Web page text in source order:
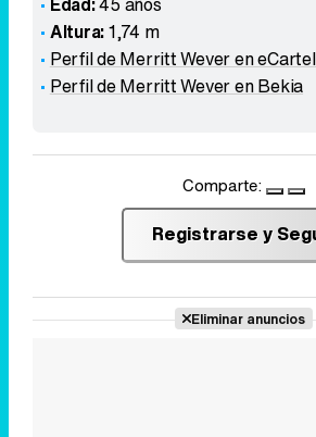
Altura:1,74 m
Perfil de Merritt Wever en
Perfil de Merritt Wever en Bekia
Comparte:
Registrarse y
Eliminar anuncios